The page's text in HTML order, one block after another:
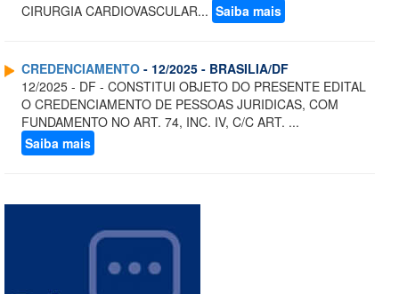
CIRURGIA CARDIOVASCULAR... Saiba mais
CREDENCIAMENTO - 12/2025 - BRASILIA/DF
12/2025 - DF - CONSTITUI OBJETO DO PRESENTE EDITAL
O CREDENCIAMENTO DE PESSOAS JURIDICAS, COM
FUNDAMENTO NO ART. 74, INC. IV, C/C ART. ...
Saiba mais